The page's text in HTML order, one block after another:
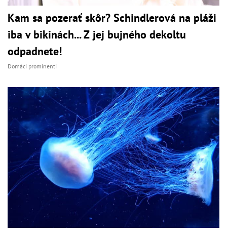
Kam sa pozerať skôr? Schindlerová na pláži
iba v bikinách... Z jej bujného dekoltu
odpadnete!
Domáci prominenti